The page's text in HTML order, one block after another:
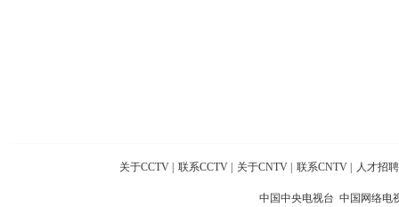
关于CCTV 联系CCTV 关于CNTV 联系CNTV 人才招聘
中国中央电视台 中国网络电